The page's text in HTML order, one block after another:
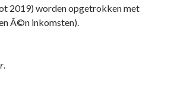
2019) worden opgetrokken met
Ã©n inkomsten).
.